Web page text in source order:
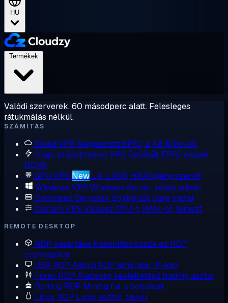
HU
Valódi szerverek, 60 másodperc alatt. Felesleges
rátukmálás nélkül.
SZÁMÍTÁS
Cloud VPS Megosztott EPYC, 2,48 $/hó-tól
Nagy teljesítményű VPS Dedikált EPYC magok,
DDR5
GPU VPS New L4, L40S, H100 igény szerint
Windows VPS Windows Server, teljes admin
Dedicated Serverek Egybérlős bare metal
Custom VPS Válassz CPU-t, RAM-ot, lemezt
REMOTE DESKTOP
RDP vásárlása Hasonlítsd össze az RDP
csomagokat
USA RDP Admin RDP amerikai IP-ken
Forex RDP Alacsony késleltetésű trading asztal
Botting RDP Mindig fut a botjainak
Linux RDP Linux asztal, távoli